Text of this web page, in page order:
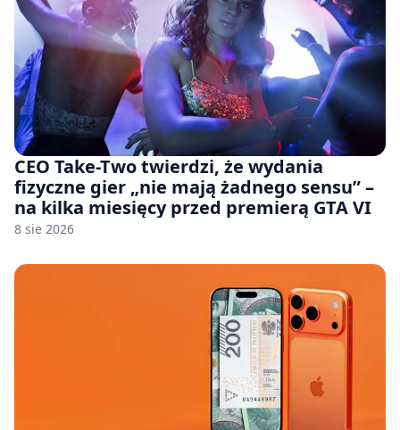
CEO Take-Two twierdzi, że wydania
fizyczne gier „nie mają żadnego sensu” –
na kilka miesięcy przed premierą GTA VI
8 sie 2026